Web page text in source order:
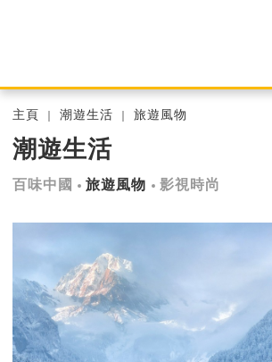
主頁 潮遊生活 旅遊風物
潮遊生活
百味中國 旅遊風物 影視時尚